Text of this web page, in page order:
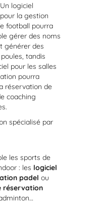
logiciel
la gestion
football pourra
gérer des noms
générer des
tandis
pour les salles
pourra
réservation de
coaching
spécialisé par
les sports de
: les logiciel
padel ou
réservation